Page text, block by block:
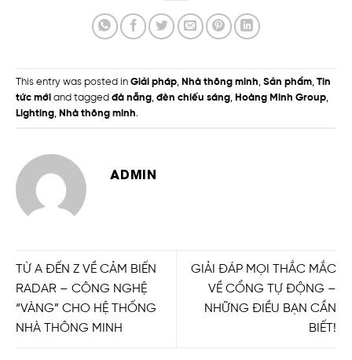
This entry was posted in Giải pháp, Nhà thông minh, Sản phẩm, Tin
tức mới and tagged đà nẵng, đèn chiếu sáng, Hoàng Minh Group,
Lighting, Nhà thông minh.
ADMIN
TỪ A ĐẾN Z VỀ CẢM BIẾN
RADAR – CÔNG NGHỆ
“VÀNG” CHO HỆ THỐNG
NHÀ THÔNG MINH
GIẢI ĐÁP MỌI THẮC MẮC
VỀ CỔNG TỰ ĐỘNG –
NHỮNG ĐIỀU BẠN CẦN
BIẾT!